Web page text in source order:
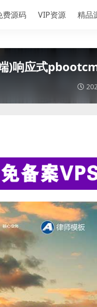
费源码 VIP资源 精品
)响应式